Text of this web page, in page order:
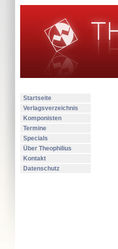
Startseite
Verlagsverzeichnis
Komponisten
Termine
Specials
Über Theophilius
Kontakt
Datenschutz